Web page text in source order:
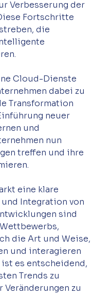
Verbesserung der
Fortschritte
die
Cloud-Dienste
dabei zu
Transformation
neuer
und
nun
treffen und ihre
eine klare
Integration von
sind
die Art und Weise,
und interagieren
ist es entscheidend,
Trends zu
zu